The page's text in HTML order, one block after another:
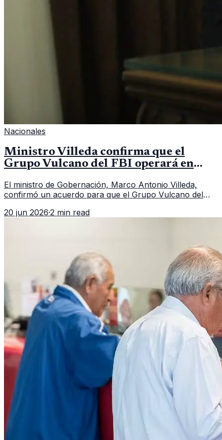
Nacionales
Ministro Villeda confirma que el
Grupo Vulcano del FBI operará en
El ministro de Gobernación, Marco Antonio Villeda,
confirmó un acuerdo para que el Grupo Vulcano del
fallido con la administración anterior del Ministerio
20 jun 2026·2 min read